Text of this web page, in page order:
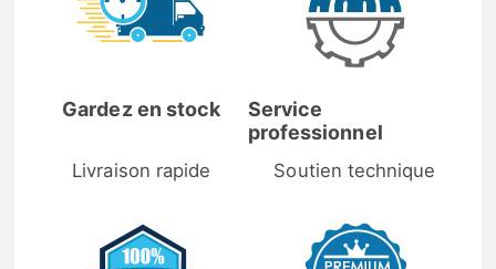
Gardez en stock
Livraison rapide
Service
professionnel
Soutien technique